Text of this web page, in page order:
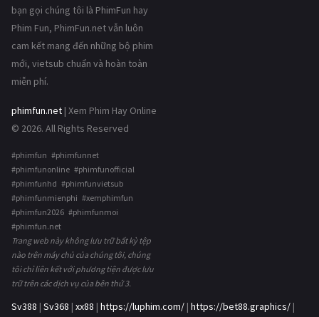
bạn gọi chúng tôi là PhimFun hay
Phim Fun, PhimFun.net vẫn luôn
cam kết mang đến những bộ phim
mới, vietsub chuẩn và hoàn toàn
miễn phí.
phimfun.net | Xem Phim Hay Online
© 2026. All Rights Reserved
#phimfun #phimfunnet
#phimfunonline #phimfunofficial
#phimfunhd #phimfunvietsub
#phimfunmienphi #xemphimfun
#phimfun2026 #phimfunmoi
#phimfun.net
Trang web này không lưu trữ bất kỳ tệp
nào trên máy chủ của chúng tôi, chúng
tôi chỉ liên kết với phương tiện được lưu
trữ trên các dịch vụ của bên thứ 3.
Sv388 | Sv368 | xx88 | https://luphim.com/ | https://bet88.graphics/ |